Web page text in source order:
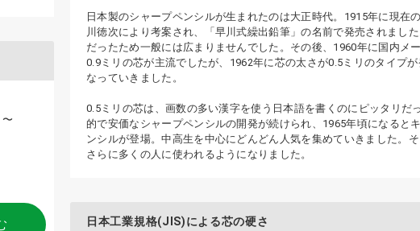
日本製のシャープペンシルが生まれたのは大正時代。1915年に現
川徳次により考案され、「早川式繰出鉛筆」の名前で発売されまし
だったため一般には広まりませんでした。その後、1960年に国内メ
0.9ミリの芯が主流でしたが、1962年に芯の太さが0.5ミリのタイプ
なっていきました。
0.5ミリの芯は、画数の多い漢字を使う日本語を書くのにピッタリ
的で安価なシャープペンシルの開発が続けられ、1965年頃になる
ンシルが登場。中高生を中心にどんどん人気を集めていきました。
さらに多くの人に使われるようになりました。
日本工業規格(JIS)による芯の硬さ
〜